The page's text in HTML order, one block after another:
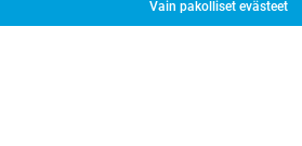
Vain pakolliset evästeet